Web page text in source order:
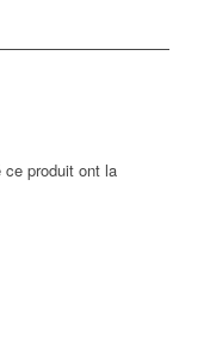
produit ont la